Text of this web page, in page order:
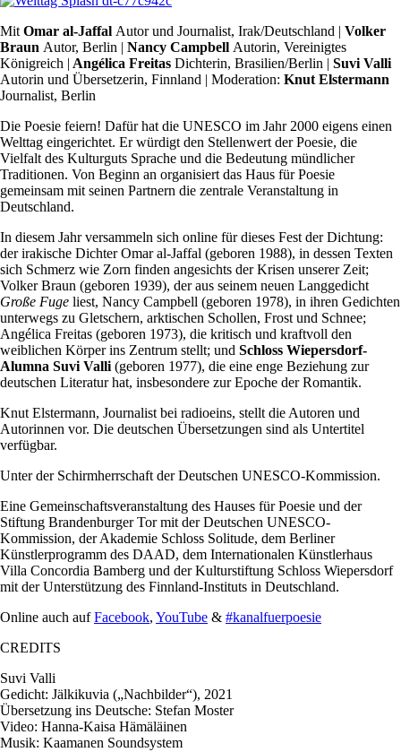
MitOmar al-Jaffal Autor und Journalist, Irak/Deutschland | Volker
Braun Autor, Berlin | Nancy Campbell Autorin, Vereinigtes
Königreich | Angélica Freitas Dichterin, Brasilien/Berlin | Suvi Valli
Autorin und Übersetzerin, Finnland | Moderation: Knut Elstermann
Journalist, Berlin
Die Poesie feiern! Dafür hat die UNESCO im Jahr 2000 eigens einen
Welttag eingerichtet. Er würdigt den Stellenwert der Poesie, die
Vielfalt des Kulturguts Sprache und die Bedeutung mündlicher
Traditionen. Von Beginn an organisiert das Haus für Poesie
gemeinsam mit seinen Partnern die zentrale Veranstaltung in
Deutschland.
In diesem Jahr versammeln sich online für dieses Fest der Dichtung:
der irakische Dichter Omar al-Jaffal (geboren 1988), in dessen Texten
sich Schmerz wie Zorn finden angesichts der Krisen unserer Zeit;
Volker Braun (geboren 1939), der aus seinem neuen Langgedicht
Große Fuge liest, Nancy Campbell (geboren 1978), in ihren Gedichten
unterwegs zu Gletschern, arktischen Schollen, Frost und Schnee;
Angélica Freitas (geboren 1973), die kritisch und kraftvoll den
weiblichen Körper ins Zentrum stellt; und Schloss Wiepersdorf-
Alumna Suvi Valli(geboren 1977), die eine enge Beziehung zur
deutschen Literatur hat, insbesondere zur Epoche der Romantik.
Knut Elstermann, Journalist bei radioeins, stellt die Autoren und
Autorinnen vor. Die deutschen Übersetzungen sind als Untertitel
verfügbar.
Unter der Schirmherrschaft der Deutschen UNESCO-Kommission.
Eine Gemeinschaftsveranstaltung des Hauses für Poesie und der
Stiftung Brandenburger Tor mit der Deutschen UNESCO-
Kommission, der Akademie Schloss Solitude, dem Berliner
Künstlerprogramm des DAAD, dem Internationalen Künstlerhaus
Villa Concordia Bamberg und der Kulturstiftung Schloss Wiepersdorf
mit der Unterstützung des Finnland-Instituts in Deutschland.
Online auch aufFacebook, YouTube & #kanalfuerpoesie
CREDITS
Suvi Valli
Gedicht: Jälkikuvia („Nachbilder“), 2021
Übersetzung ins Deutsche: Stefan Moster
Video: Hanna-Kaisa Hämäläinen
Musik: Kaamanen Soundsystem